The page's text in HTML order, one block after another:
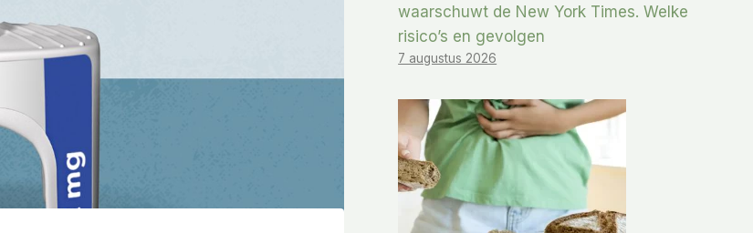
waarschuwt de New York Times. Welke
risico’s en gevolgen
7 augustus 2026